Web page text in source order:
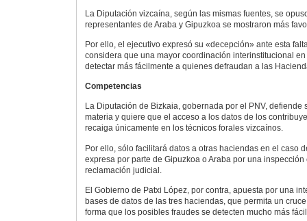
La Diputación vizcaína, según las mismas fuentes, se
representantes de Araba y Gipuzkoa se mostraron más
Por ello, el ejecutivo expresó su «decepción» ante esta
considera que una mayor coordinación interinstitucional
detectar más fácilmente a quienes defraudan a las
Competencias
La Diputación de Bizkaia, gobernada por el PNV, defiende
materia y quiere que el acceso a los datos de los
recaiga únicamente en los técnicos forales vizcaínos.
Por ello, sólo facilitará datos a otras haciendas en el caso
expresa por parte de Gipuzkoa o Araba por una
reclamación judicial.
El Gobierno de Patxi López, por contra, apuesta por una
bases de datos de las tres haciendas, que permita un
forma que los posibles fraudes se detecten mucho más